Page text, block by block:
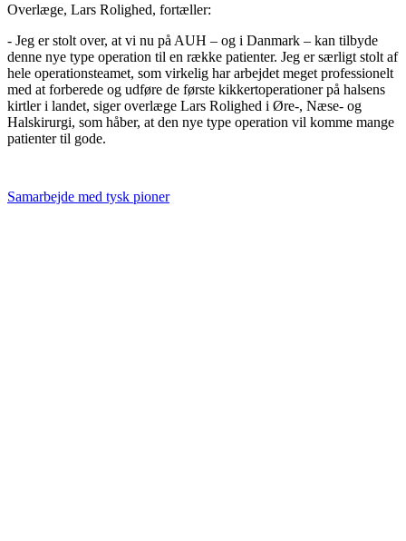
Overlæge, Lars Rolighed, fortæller:
- Jeg er stolt over, at vi nu på AUH – og i Danmark – kan tilbyde
denne nye type operation til en række patienter. Jeg er særligt stolt af
hele operationsteamet, som virkelig har arbejdet meget professionelt
med at forberede og udføre de første kikkertoperationer på halsens
kirtler i landet, siger overlæge Lars Rolighed i Øre-, Næse- og
Halskirurgi, som håber, at den nye type operation vil komme mange
patienter til gode.
Samarbejde med tysk pioner